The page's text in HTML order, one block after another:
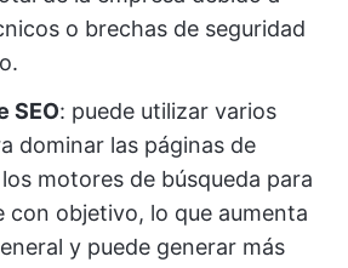
o brechas de seguridad
SEO: puede utilizar varios
dominar las páginas de
motores de búsqueda para
con objetivo, lo que aumenta
y puede generar más